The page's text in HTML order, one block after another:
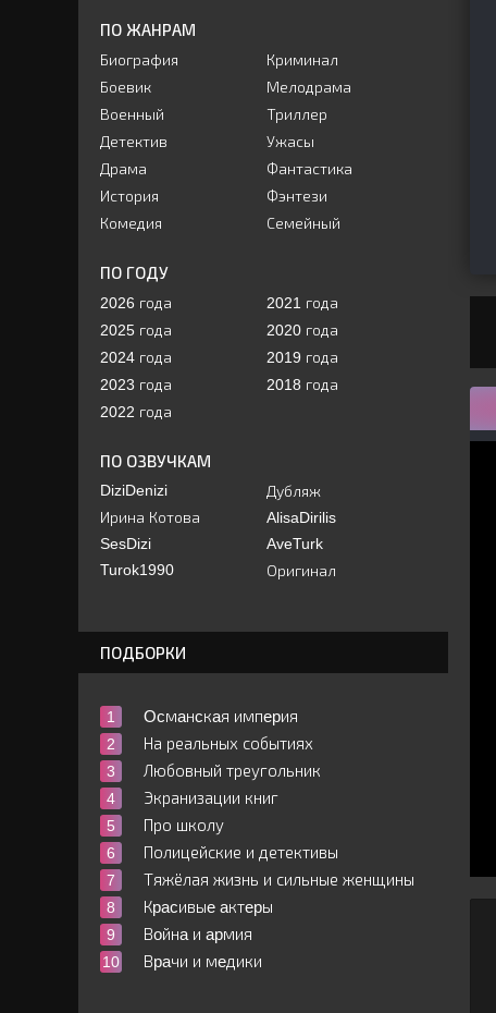
ПО ЖАНРАМ
Биография
Боевик
Военный
Детектив
Драма
История
Комедия
Криминал
Мелодрама
Триллер
Ужасы
Фантастика
Фэнтези
Семейный
ПО ГОДУ
2026 года
2025 года
2024 года
2023 года
2022 года
2021 года
2020 года
2019 года
2018 года
ПО ОЗВУЧКАМ
DiziDenizi
Ирина Котова
SesDizi
Turok1990
Дубляж
AlisaDirilis
AveTurk
Оригинал
ПОДБОРКИ
Ocмaнcкaя импepия
На реальных событиях
Любовный треугольник
Экранизации книг
Про школу
Полицейские и детективы
Тяжёлая жизнь и сильные женщины
Кpacивыe aктepы
Вoйнa и apмия
Вpaчи и мeдики